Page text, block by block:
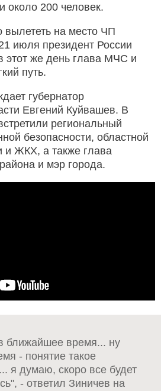
около 200 человек.
вылететь на место ЧП
июля президент России
этот же день глава МЧС и
путь.
губернатор
Евгений Куйвашев. В
региональный
безопасности, областной
и ЖКХ, а также глава
и мэр города.
ближайшее время... ну
- понятие такое
я думаю, скоро все будет
- ответил Зиничев на